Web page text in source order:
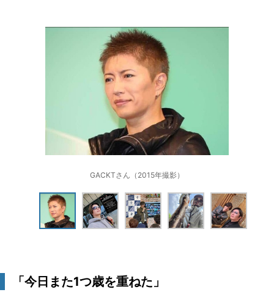
GACKTさん（2015年撮影）
「今日また1つ歳を重ねた」